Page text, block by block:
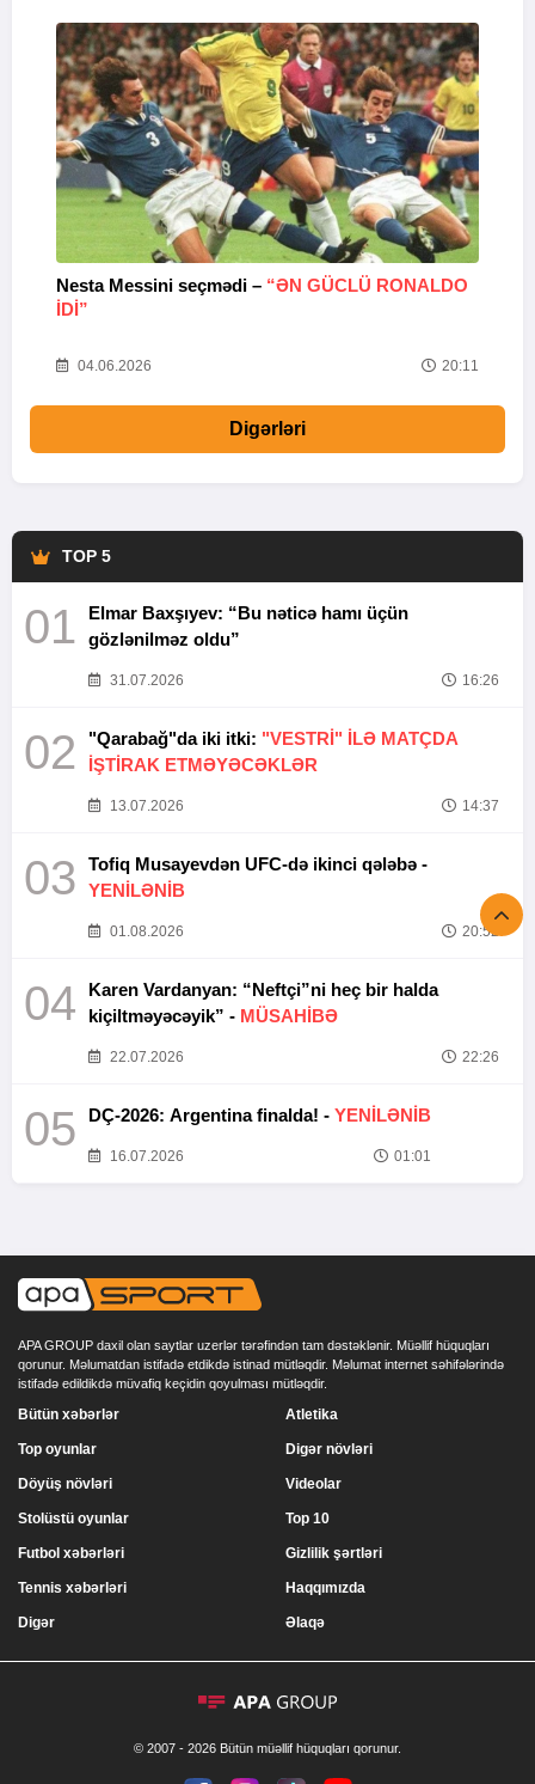
Nesta Messini seçmədi – “ƏN GÜCLÜ RONALDO
IDI”
04.06.2026 20:11
Digərləri
TOP 5
01
Elmar Baxşıyev: “Bu nəticə hamı üçün
gözlənilməz oldu”
31.07.2026 16:26
02 "Qarabağ"da iki itki: "VESTRİ" İLƏ MATÇDA
İŞTİRAK ETMƏYƏCƏKLƏR
13.07.2026 14:37
03
Tofiq Musayevdən UFC-də ikinci qələbə -
YENİLƏNİB
01.08.2026 20:52
04
Karen Vardanyan: “Neftçi”ni heç bir halda
kiçiltməyəcəyik” - MÜSAHİBƏ
22.07.2026 22:26
05 DÇ-2026: Argentina finalda! - YENİLƏNİB
16.07.2026 01:01
APA GROUP daxil olan saytlar uzerlər tərəfindən tam dəstəklənir. Müəllif hüquqları
qorunur. Məlumatdan istifadə etdikdə istinad mütləqdir. Məlumat internet səhifələrində
istifadə edildikdə müvafiq keçidin qoyulması mütləqdir.
Bütün xəbərlər
Top oyunlar
Döyüş növləri
Stolüstü oyunlar
Atletika
Digər növləri
Videolar
Top 10
Futbol xəbərləri
Tennis xəbərləri
Digər
Gizlilik şərtləri
Haqqımızda
Əlaqə
© 2007 - 2026 Bütün müəllif hüquqları qorunur.